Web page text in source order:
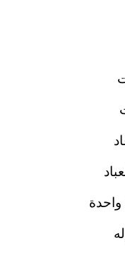
واحدة